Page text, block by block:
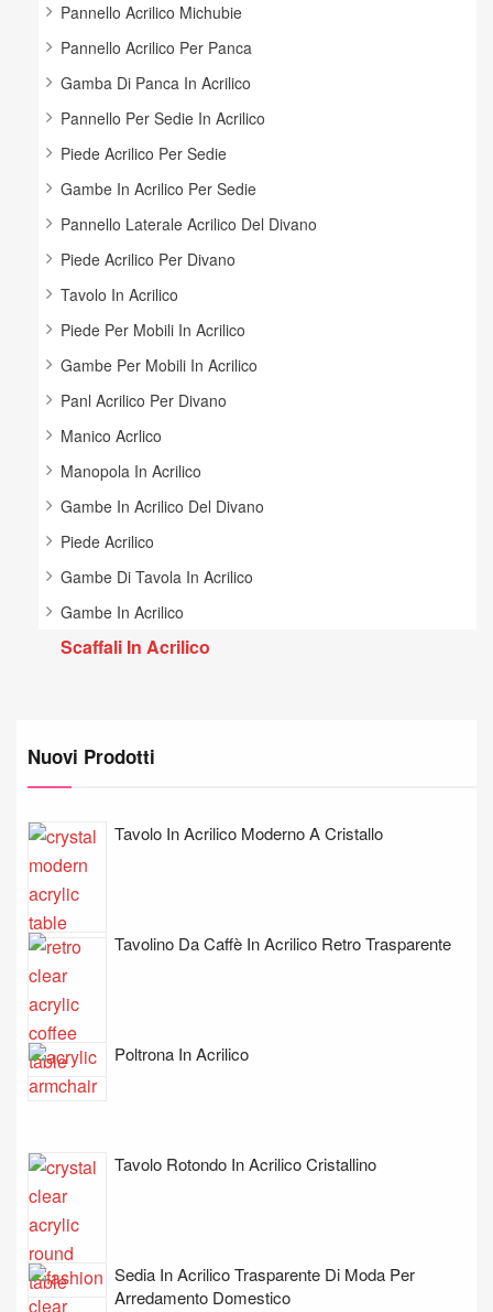
Pannello Acrilico Michubie
Pannello Acrilico Per Panca
Gamba Di Panca In Acrilico
Pannello Per Sedie In Acrilico
Piede Acrilico Per Sedie
Gambe In Acrilico Per Sedie
Pannello Laterale Acrilico Del Divano
Piede Acrilico Per Divano
Tavolo In Acrilico
Piede Per Mobili In Acrilico
Gambe Per Mobili In Acrilico
Panl Acrilico Per Divano
Manico Acrlico
Manopola In Acrilico
Gambe In Acrilico Del Divano
Piede Acrilico
Gambe Di Tavola In Acrilico
Gambe In Acrilico
Scaffali In Acrilico
Nuovi Prodotti
Tavolo In Acrilico Moderno A Cristallo
Tavolino Da Caffè In Acrilico Retro Trasparente
Poltrona In Acrilico
Tavolo Rotondo In Acrilico Cristallino
Sedia In Acrilico Trasparente Di Moda Per
Arredamento Domestico